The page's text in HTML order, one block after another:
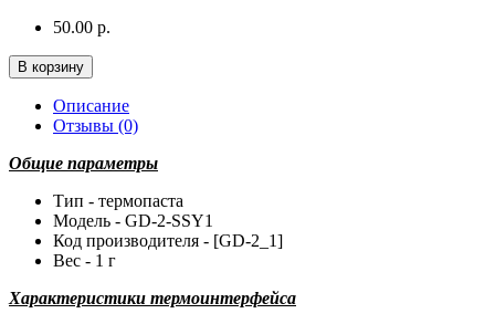
50.00 р.
В корзину
Описание
Отзывы (0)
Общие параметры
Тип - термопаста
Модель - GD-2-SSY1
Код производителя - [GD-2_1]
Вес - 1 г
Характеристики термоинтерфейса